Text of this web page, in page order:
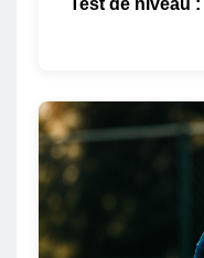
Test de niveau :